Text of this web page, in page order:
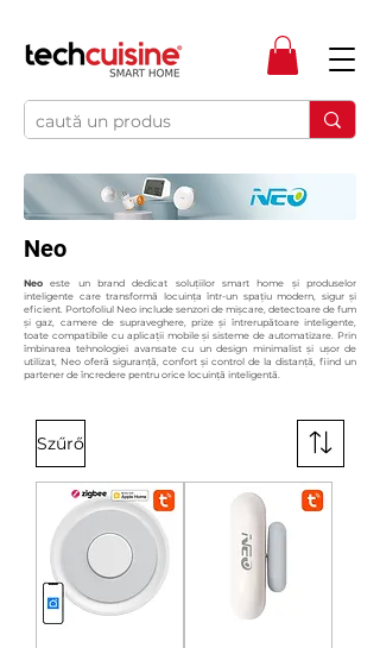
Neo
Neoeste un brand dedicat soluțiilor smart home și produselor
inteligente care transformă locuința într-un spațiu modern, sigur și
eficient. Portofoliul Neo include senzori de mișcare, detectoare de fum
și gaz, camere de supraveghere, prize și întrerupătoare inteligente,
toate compatibile cu aplicații mobile și sisteme de automatizare. Prin
îmbinarea tehnologiei avansate cu un design minimalist și ușor de
utilizat, Neo oferă siguranță, confort și control de la distanță, fiind un
partener de încredere pentru orice locuință inteligentă.
Szűrő